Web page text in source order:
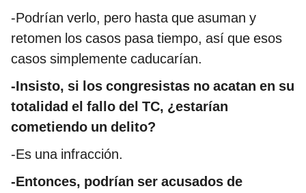
-Podrían verlo, pero hasta que asuman y
retomen los casos pasa tiempo, así que esos
casos simplemente caducarían.
-Insisto, si los congresistas no acatan en su
totalidad el fallo del TC, ¿estarían
cometiendo un delito?
-Es una infracción.
-Entonces, podrían ser acusados de